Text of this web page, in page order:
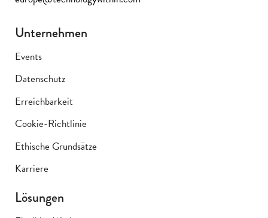
Unternehmen
Events
Datenschutz
Erreichbarkeit
Cookie-Richtlinie
Ethische Grundsätze
Karriere
Lösungen